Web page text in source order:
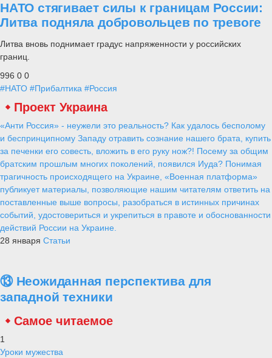
НАТО стягивает силы к границам России:
Литва подняла добровольцев по тревоге
Литва вновь поднимает градус напряженности у российских
границ.
996 0 0
#НАТО #Прибалтика #Россия
Проект Украина
«Анти Россия» - неужели это реальность? Как удалось бесполому
и беспринципному Западу отравить сознание нашего брата, купить
за печенки его совесть, вложить в его руку нож?! Посему за общим
братским прошлым многих поколений, появился Иуда? Понимая
трагичность происходящего на Украине, «Военная платформа»
публикует материалы, позволяющие нашим читателям ответить на
поставленные выше вопросы, разобраться в истинных причинах
событий, удостовериться и укрепиться в правоте и обоснованности
действий России на Украине.
28 января Статьи
⑬ Неожиданная перспектива для
западной техники
Самое читаемое
1
Уроки мужества